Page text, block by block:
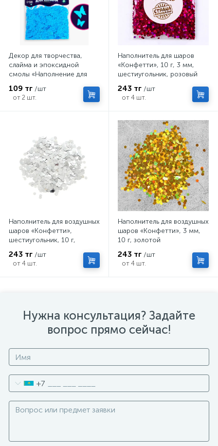
Декор для творчества,
слайма и эпоксидной
смолы «Наполнение для
бабочки», 10 г
109 тг /шт
от 2 шт.
Наполнитель для шаров
«Конфетти», 10 г, 3 мм,
шестиугольник, розовый
243 тг /шт
от 4 шт.
Наполнитель для воздушных
шаров «Конфетти»,
шестиугольник, 10 г,
243 тг /шт
от 4 шт.
Наполнитель для воздушных
шаров «Конфетти», 3 мм,
10 г, золотой
243 тг /шт
от 4 шт.
Нужна консультация? Задайте
вопрос прямо сейчас!
+7